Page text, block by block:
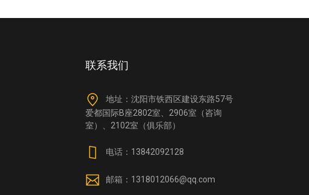
联系我们
地址：沈阳市铁西区建设东路57号
爱都国际B座2802室、2906室（咨询
室）、2102室（俱乐部）
电话：13842092128
邮箱：1318012066@qq.com